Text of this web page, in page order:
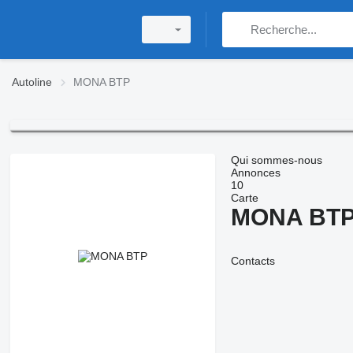
Autoline MONA BTP
Qui sommes-nous
Annonces
10
Carte
MONA
Contacts